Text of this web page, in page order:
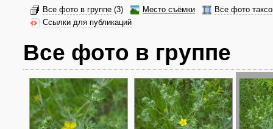
Все фото в группе (3) Место съёмки
Все фото
Ссылки для публикаций
Все фото в группе